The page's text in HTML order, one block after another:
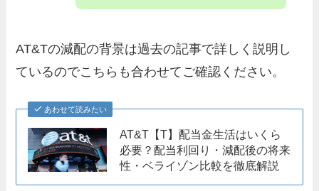
AT&Tの減配の背景は過去の記事で詳しく説明し
ているのでこちらも合わせてご確認ください。
あわせて読みたい
AT&T【T】配当金生活はいくら
必要？配当利回り・減配後の将来
性・ベライゾン比較を徹底解説